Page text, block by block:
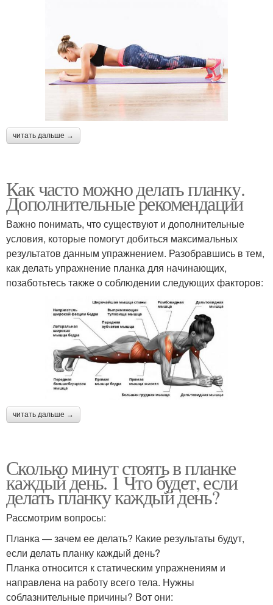
читать дальше →
Как часто можно делать планку.
Дополнительные рекомендации
Важно понимать, что существуют и дополнительные
условия, которые помогут добиться максимальных
результатов данным упражнением. Разобравшись в тем,
как делать упражнение планка для начинающих,
позаботьтесь также о соблюдении следующих факторов:
читать дальше →
Сколько минут стоять в планке
каждый день. 1 Что будет, если
делать планку каждый день?
Рассмотрим вопросы:
Планка — зачем ее делать? Какие результаты будут,
если делать планку каждый день?
Планка относится к статическим упражнениям и
направлена на работу всего тела. Нужны
соблазнительные причины? Вот они: